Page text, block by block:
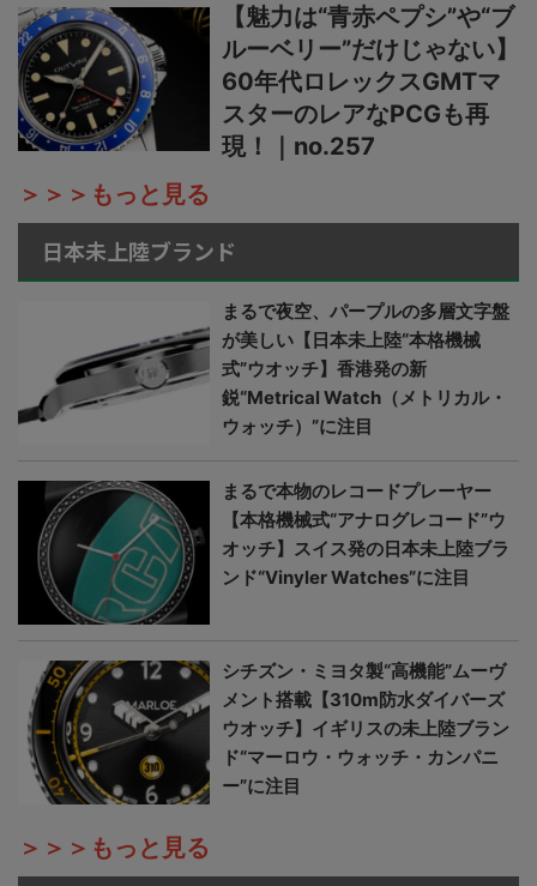
【魅力は“青赤ペプシ”や“ブ
ルーベリー”だけじゃない】
60年代ロレックスGMTマ
スターのレアなPCGも再
現！｜no.257
＞＞＞もっと見る
日本未上陸ブランド
まるで夜空、パープルの多層文字盤
が美しい【日本未上陸“本格機械
式”ウオッチ】香港発の新
鋭“Metrical Watch（メトリカル・
ウォッチ）”に注目
まるで本物のレコードプレーヤー
【本格機械式“アナログレコード”ウ
オッチ】スイス発の日本未上陸ブラ
ンド“Vinyler Watches”に注目
シチズン・ミヨタ製“高機能”ムーヴ
メント搭載【310m防水ダイバーズ
ウオッチ】イギリスの未上陸ブラン
ド“マーロウ・ウォッチ・カンパニ
ー”に注目
＞＞＞もっと見る